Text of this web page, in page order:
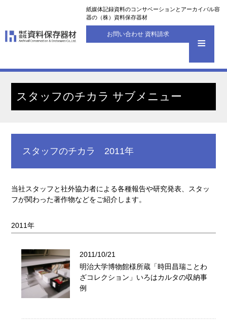
紙媒体記録資料のコンサベーションとアーカイバル容
器の（株）資料保存器材
お問い合わせ 資料請求
スタッフのチカラ サブメニュー
スタッフのチカラ 2011年
当社スタッフと社外協力者による各種報告や研究発表、スタッ
フが関わった著作物などをご紹介します。
2011年
2011/10/21
明治大学博物館様所蔵「時田昌瑞ことわ
ざコレクション」いろはカルタの収納事
例